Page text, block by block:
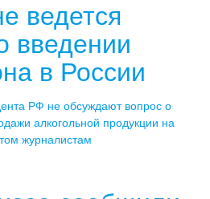
ведется
введении
в России
РФ не обсуждают вопрос о
алкогольной продукции на
журналистам